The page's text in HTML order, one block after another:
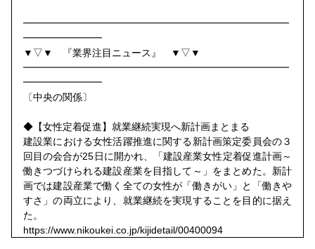
━━━━━━━━━━━━━━━━━━━━━━━━━━━
━━━━━━━━
▼▽▼ 『業界注目ニュース』 ▼▽▼
━━━━━━━━━━━━━━━━━━━━━━━━━━━
━━━━━━━━
〔中央の関係〕
◆【女性定着促進】就業継続実現へ新計画まとまる
建設業における女性活躍推進に関する新計画策定委員会の３
回目の会合が25日に開かれ、「建設産業女性定着促進計画～
働きつづけられる建設産業を目指して～」をまとめた。新計
画では建設産業で働く全ての女性が「働きがい」と「働きや
すさ」の両立により、就業継続を実現することを目的に据え
た。
https://www.nikoukei.co.jp/kijidetail/00400094